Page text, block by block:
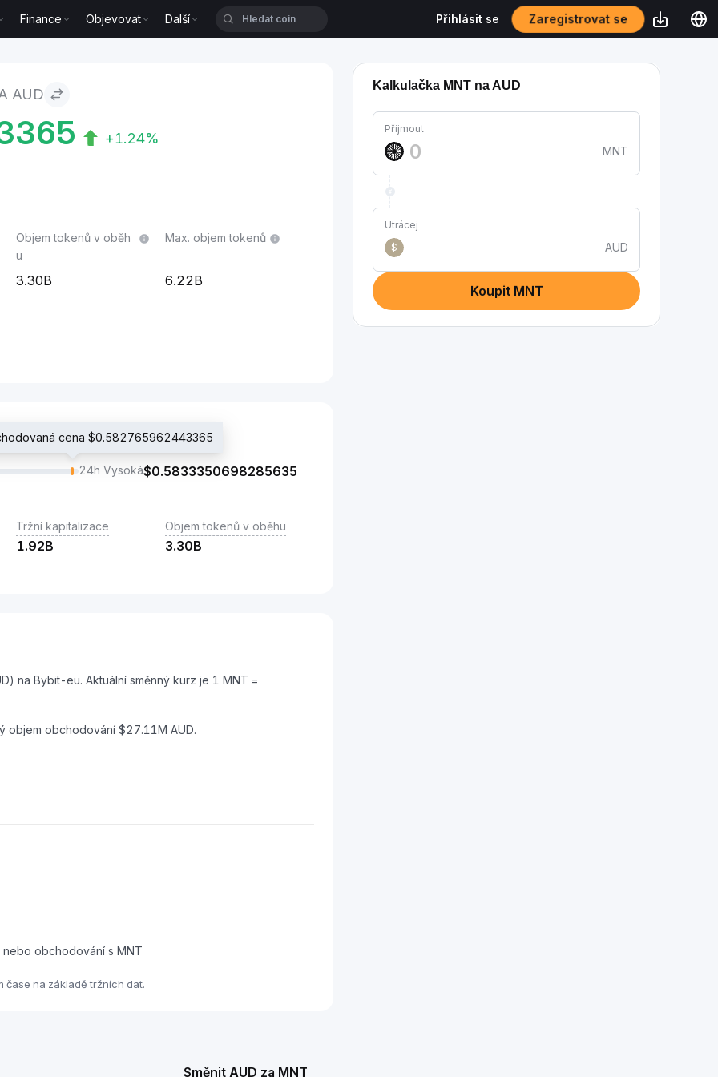
Finance Objevovat Další Přihlásit se Zaregistrovat se
AUD
+1.24%
Objem tokenů v oběh
u
3.30B
Max. objem tokenů
6.22B
cena $0.582765962443365
24h Vysoká$0.5833350698285635
Tržní kapitalizace
1.92B
Objem tokenů v oběhu
3.30B
na Bybit-eu. Aktuální směnný kurz je 1 MNT =
objem obchodování $27.11M AUD.
obchodování s MNT
čase na základě tržních dat.
Kalkulačka MNT na AUD
Přijmout
MNT
Utrácej
$
AUD
Koupit MNT
Směnit AUD za MNT